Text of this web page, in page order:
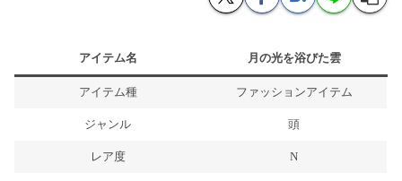
アイテム名 月の光を浴びた雲
アイテム種 ファッションアイテム
ジャンル 頭
レア度 N